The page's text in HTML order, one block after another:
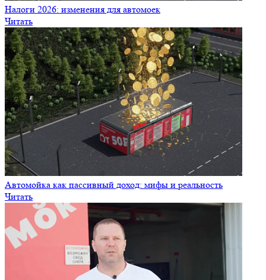
Налоги 2026: изменения для автомоек
Читать
Автомойка как пассивный доход: мифы и реальность
Читать